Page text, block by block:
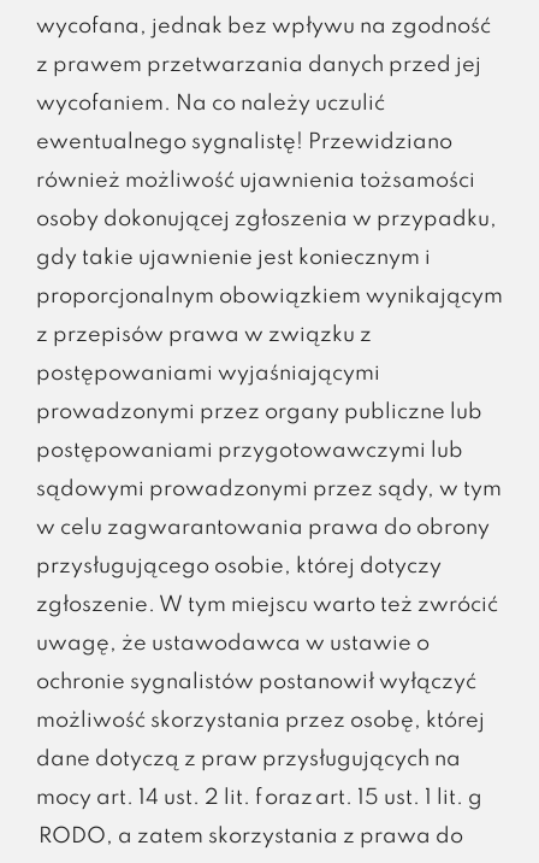
wycofana, jednak bez wpływu na zgodność
z prawem przetwarzania danych przed jej
wycofaniem. Na co należy uczulić
ewentualnego sygnalistę! Przewidziano
również możliwość ujawnienia tożsamości
osoby dokonującej zgłoszenia w przypadku,
gdy takie ujawnienie jest koniecznym i
proporcjonalnym obowiązkiem wynikającym
z przepisów prawa w związku z
postępowaniami wyjaśniającymi
prowadzonymi przez organy publiczne lub
postępowaniami przygotowawczymi lub
sądowymi prowadzonymi przez sądy, w tym
w celu zagwarantowania prawa do obrony
przysługującego osobie, której dotyczy
zgłoszenie. W tym miejscu warto też zwrócić
uwagę, że ustawodawca w ustawie o
ochronie sygnalistów postanowił wyłączyć
możliwość skorzystania przez osobę, której
dane dotyczą z praw przysługujących na
mocy art. 14 ust. 2 lit. f oraz art. 15 ust. 1 lit. g
RODO, a zatem skorzystania z prawa do